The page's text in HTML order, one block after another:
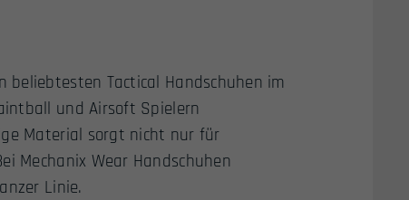
beliebtesten Tactical Handschuhen im
und Airsoft Spielern
Material sorgt nicht nur für
Mechanix Wear Handschuhen
Linie.